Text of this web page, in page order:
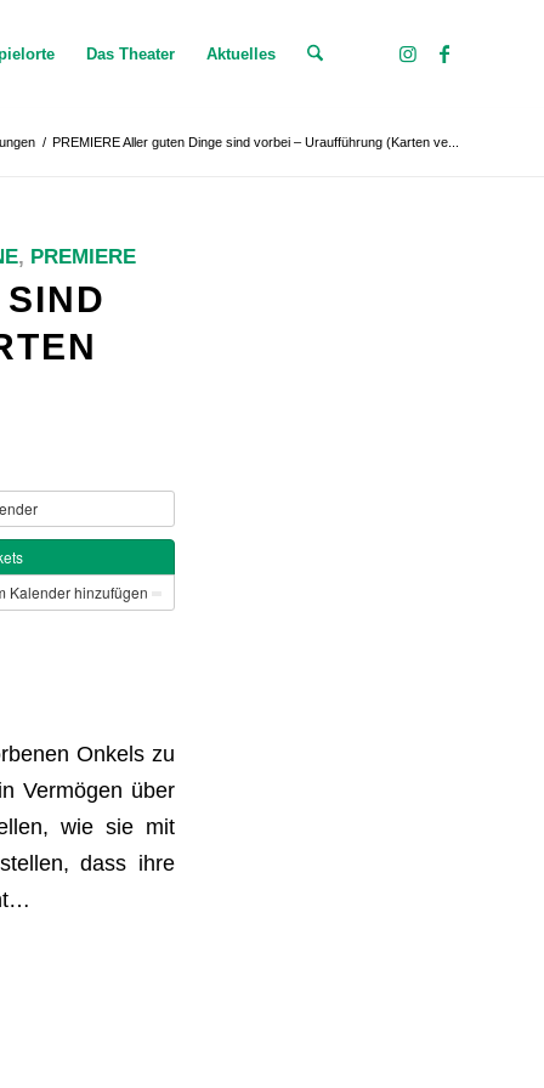
Das Theater Aktuelles
/ PREMIERE Aller guten Dinge sind vorbei – Uraufführung (Karten ve...
, PREMIERE
Kalender hinzufügen
Onkels zu
Vermögen über
wie sie mit
dass ihre